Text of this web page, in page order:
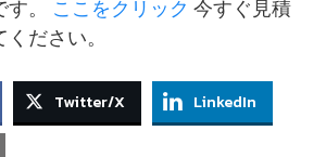
。 ここをクリック 今すぐ見積
ださい。
Twitter/X LinkedIn